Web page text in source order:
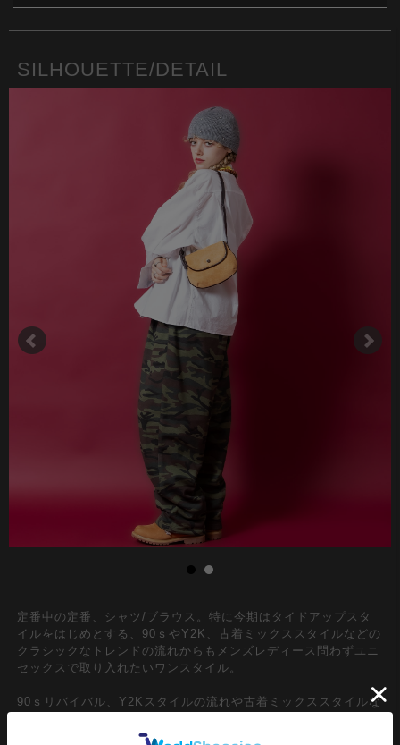
SILHOUETTE/DETAIL
定番中の定番、シャツ/ブラウス。特に今期はタイドアップスタ
イルをはじめとする、90ｓやY2K、古着ミックススタイルなどの
クラシックなトレンドの流れからもメンズレディース問わずユニ
セックスで取り入れたいワンスタイル。
90ｓリバイバル、Y2Kスタイルの流れや古着ミックススタイルな
質感のクラシックな超定番素材コットンブロード生地コンビがグ